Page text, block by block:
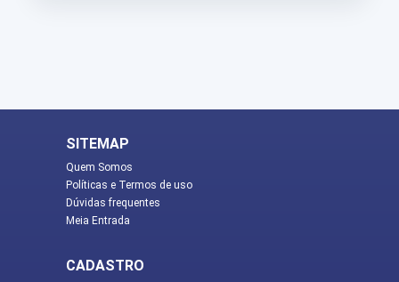
SITEMAP
Quem Somos
Políticas e Termos de uso
Dúvidas frequentes
Meia Entrada
CADASTRO